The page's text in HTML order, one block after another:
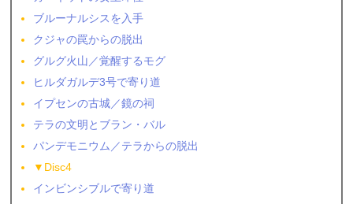
ブルーナルシスを入手
クジャの罠からの脱出
グルグ火山／覚醒するモグ
ヒルダガルデ3号で寄り道
イプセンの古城／鏡の祠
テラの文明とブラン・バル
パンデモニウム／テラからの脱出
▼Disc4
インビンシブルで寄り道